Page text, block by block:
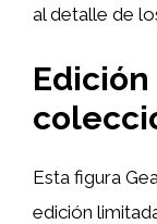
al detalle de
Esta figura
edición